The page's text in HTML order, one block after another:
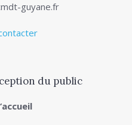
guyane.fr
du public